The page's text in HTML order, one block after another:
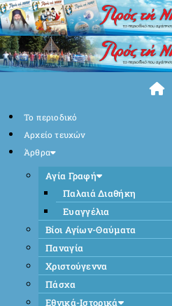
Skip
to
content
Το περιοδικό
Αρχείο τευχών
Άρθρα
Αγία Γραφή
Παλαιά Διαθήκη
Ευαγγέλια
Βίοι Αγίων-Θαύματα
Παναγία
Χριστούγεννα
Πάσχα
Εθνικά-Ιστορικά